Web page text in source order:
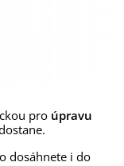
pro úpravu
dosáhnete i do